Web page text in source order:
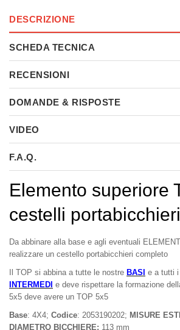
DESCRIZIONE
SCHEDA TECNICA
RECENSIONI
DOMANDE & RISPOSTE
VIDEO
F.A.Q.
Elemento superiore
cestelli portabicchieri
Da abbinare alla base e agli eventuali
realizzare un cestello portabicchieri completo
Il TOP si abbina a tutte le nostre BASI e a tutti i
INTERMEDI e deve rispettare la formazione
5x5 deve avere un TOP 5x5
Base: 4X4; Codice: 2053190202; MISURE
DIAMETRO BICCHIERE: 113 mm